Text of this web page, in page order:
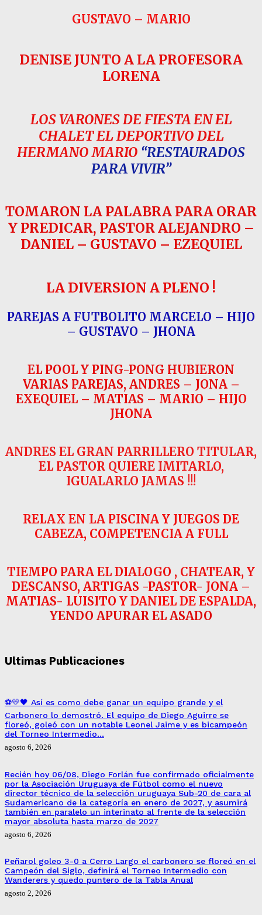
GUSTAVO – MARIO
DENISE JUNTO A LA PROFESORA
LORENA
LOS VARONES DE FIESTA EN EL
CHALET EL DEPORTIVO DEL
HERMANO MARIO “RESTAURADOS
PARA VIVIR”
TOMARON LA PALABRA PARA ORAR
Y PREDICAR, PASTOR ALEJANDRO –
DANIEL – GUSTAVO – EZEQUIEL
LA DIVERSION A PLENO !
PAREJAS A FUTBOLITO MARCELO – HIJO
– GUSTAVO – JHONA
EL POOL Y PING-PONG HUBIERON
VARIAS PAREJAS, ANDRES – JONA –
EXEQUIEL – MATIAS – MARIO – HIJO
JHONA
ANDRES EL GRAN PARRILLERO TITULAR,
EL PASTOR QUIERE IMITARLO,
IGUALARLO JAMAS !!!
RELAX EN LA PISCINA Y JUEGOS DE
CABEZA, COMPETENCIA A FULL
TIEMPO PARA EL DIALOGO , CHATEAR, Y
DESCANSO, ARTIGAS -PASTOR- JONA –
MATIAS- LUISITO Y DANIEL DE ESPALDA,
YENDO APURAR EL ASADO
Ultimas Publicaciones
⚽💛🖤 Así es como debe ganar un equipo grande y el
Carbonero lo demostró. El equipo de Diego Aguirre se
floreó, goleó con un notable Leonel Jaime y es bicampeón
del Torneo Intermedio…
agosto 6, 2026
Recién hoy 06/08, Diego Forlán fue confirmado oficialmente
por la Asociación Uruguaya de Fútbol como el nuevo
director técnico de la selección uruguaya Sub-20 de cara al
Sudamericano de la categoría en enero de 2027, y asumirá
también en paralelo un interinato al frente de la selección
mayor absoluta hasta marzo de 2027
agosto 6, 2026
Peñarol goleo 3-0 a Cerro Largo el carbonero se floreó en el
Campeón del Siglo, definirá el Torneo Intermedio con
Wanderers y quedo puntero de la Tabla Anual
agosto 2, 2026